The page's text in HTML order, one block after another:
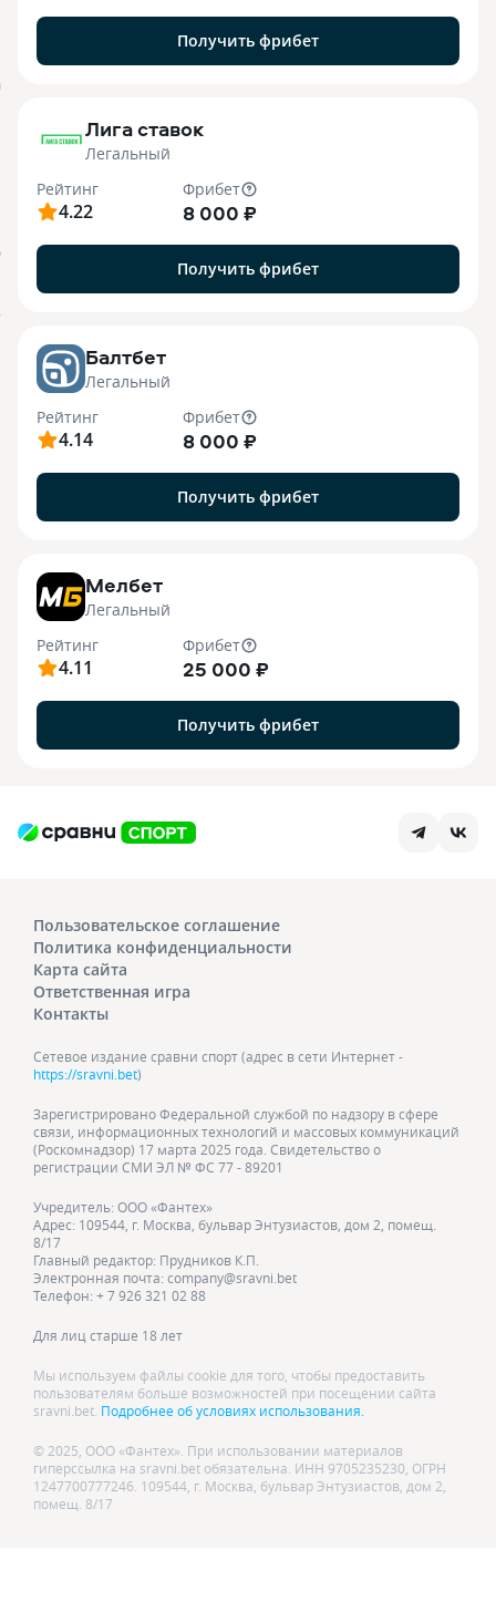
Получить фрибет
Лига ставок
Легальный
Рейтинг
4.22
Фрибет
8 000 ₽
Получить фрибет
Балтбет
Легальный
Рейтинг
4.14
Фрибет
8 000 ₽
Получить фрибет
Мелбет
Легальный
Рейтинг
4.11
Фрибет
25 000 ₽
Получить фрибет
Пользовательское соглашение
Политика конфиденциальности
Карта сайта
Ответственная игра
Контакты
Сетевое издание сравни спорт (адрес в сети Интернет -
https://sravni.bet)
Зарегистрировано Федеральной службой по надзору в сфере
связи, информационных технологий и массовых коммуникаций
(Роскомнадзор) 17 марта 2025 года. Свидетельство о
регистрации СМИ ЭЛ № ФС 77 - 89201
Учредитель: ООО «Фантех»
Адрес: 109544, г. Москва, бульвар Энтузиастов, дом 2, помещ.
8/17
Главный редактор: Прудников К.П.
Электронная почта: company@sravni.bet
Телефон: + 7 926 321 02 88
Для лиц старше 18 лет
Мы используем файлы cookie для того, чтобы предоставить
пользователям больше возможностей при посещении сайта
sravni.bet. Подробнее об условиях использования.
© 2025, ООО «Фантех». При использовании материалов
гиперссылка на sravni.bet обязательна. ИНН 9705235230, ОГРН
1247700777246. 109544, г. Москва, бульвар Энтузиастов, дом 2,
помещ. 8/17